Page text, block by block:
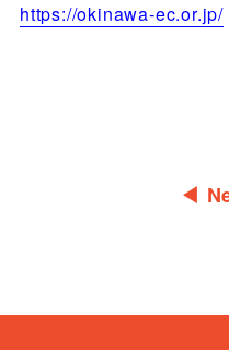
https://okinawa-ec.or.jp/
◀︎